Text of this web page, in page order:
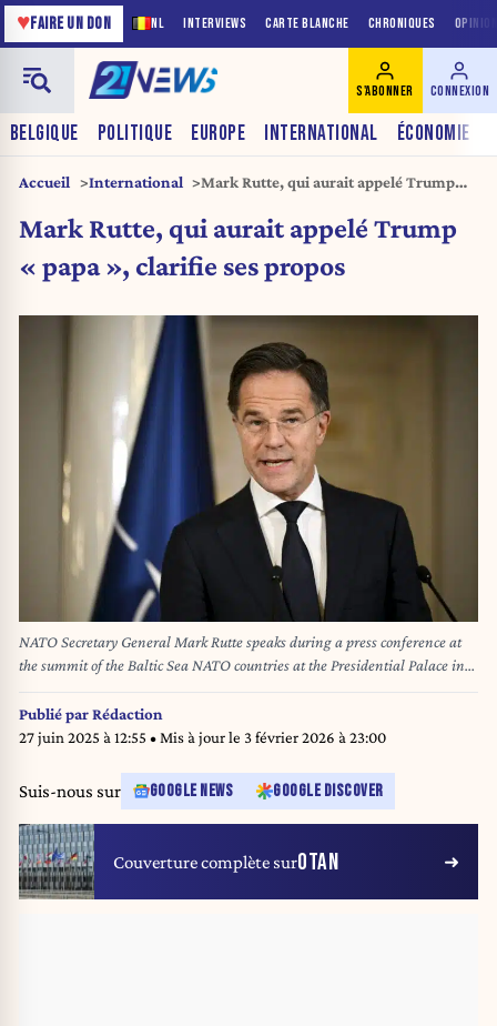
NL INTERVIEWS CARTE BLANCHE CHRONIQUES
♥FAIRE UN DON
BELGIQUE POLITIQUE EUROPE INTERNATIONAL ÉCONOMIE
S'ABONNER CONNEXION
Accueil International
Mark Rutte, qui aurait appelé Trump
Mark Rutte, qui aurait appelé Trump
« papa », clarifie ses propos
NATO Secretary General Mark Rutte speaks during a press conference at
the summit of the Baltic Sea NATO countries at the Presidential Palace in
Helsinki, Finland, on January 14, 2025. The topic of the summit is the
security of the Baltic Sea region, especially measures required to secure the
critical underwater infrastructure. (Photo by Antti Aimo-Koivisto /
Publié parRédaction
27 juin 2025 à 12:55 • Mis à jour le 3 février 2026 à 23:00
Suis-nous sur GOOGLE NEWS GOOGLE DISCOVER
Couverture complète surOTAN